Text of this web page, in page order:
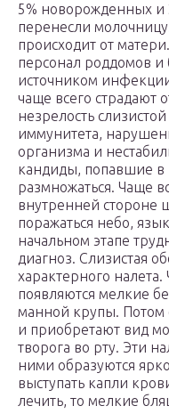
5% новорожденных и
перенесли
происходит от
персонал роддомов и
источником
чаще всего страдают
незрелость
иммунитета,
организма и
кандиды, попавшие в
размножаться. Чаще
внутренней стороне
поражаться небо,
начальном этапе
диагноз. Слизистая
характерного
появляются мелкие
манной крупы. Потом
и приобретают вид
творога во рту. Эти
ними образуются
выступать капли
лечить, то мелкие